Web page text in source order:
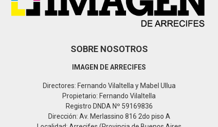
SOBRE NOSOTROS
IMAGEN DE ARRECIFES
Directores: Fernando Vilaltella y Mabel Ullua
Propietario: Fernando Vilaltella
Registro DNDA Nº 59169836
Dirección: Av. Merlassino 816 2do piso A